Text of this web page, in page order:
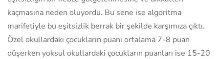
kaçmasına neden oluyordu. Bu sene ise algoritma
marifetiyle bu eşitsizlik berrak bir şekilde karşımıza çıktı.
Özel okullardaki çocukların puanı ortalama 7-8 puan
düşerken yoksul okullardaki çocukların puanları ise 15-20